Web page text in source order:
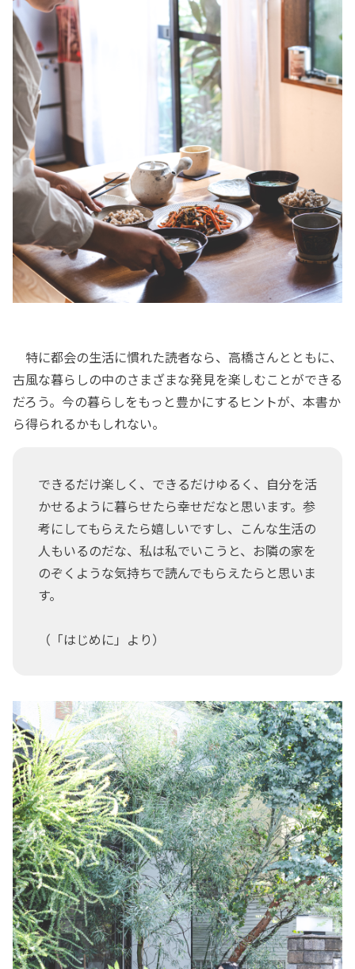
特に都会の生活に慣れた読者なら、高橋さんとともに、
古風な暮らしの中のさまざまな発見を楽しむことができる
だろう。今の暮らしをもっと豊かにするヒントが、本書か
ら得られるかもしれない。
できるだけ楽しく、できるだけゆるく、自分を活
かせるように暮らせたら幸せだなと思います。参
考にしてもらえたら嬉しいですし、こんな生活の
人もいるのだな、私は私でいこうと、お隣の家を
のぞくような気持ちで読んでもらえたらと思いま
す。
（「はじめに」より）